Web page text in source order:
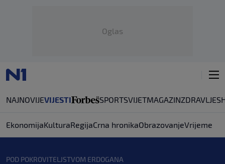
Oglas
NAJNOVIJEVIJESTI SPORTSVIJETMAGAZINZDRAVLJE
EkonomijaKulturaRegijaCrna hronikaObrazovanjeVrijeme
POD POKROVITELJSTVOM ERDOGANA